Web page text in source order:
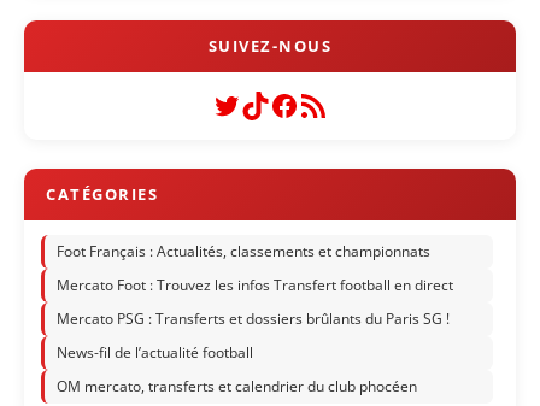
Twitter
TikTok
Facebook
Flux RSS
Foot Français : Actualités, classements et championnats
Mercato Foot : Trouvez les infos Transfert football en direct
Mercato PSG : Transferts et dossiers brûlants du Paris SG !
News-fil de l’actualité football
OM mercato, transferts et calendrier du club phocéen